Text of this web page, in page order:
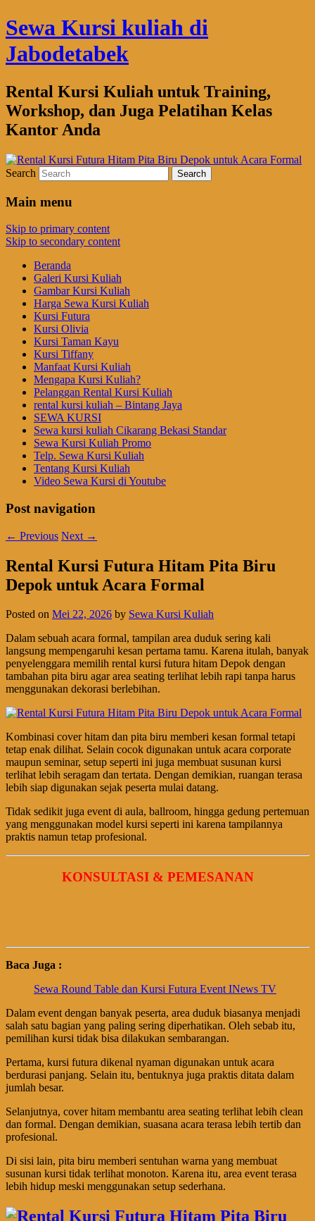
Sewa Kursi kuliah di
Jabodetabek
Rental Kursi Kuliah untuk Training,
Workshop, dan Juga Pelatihan Kelas
Kantor Anda
Search
Main menu
Skip to primary content
Skip to secondary content
Beranda
Galeri Kursi Kuliah
Gambar Kursi Kuliah
Harga Sewa Kursi Kuliah
Kursi Futura
Kursi Olivia
Kursi Taman Kayu
Kursi Tiffany
Manfaat Kursi Kuliah
Mengapa Kursi Kuliah?
Pelanggan Rental Kursi Kuliah
rental kursi kuliah – Bintang Jaya
SEWA KURSI
Sewa kursi kuliah Cikarang Bekasi Standar
Sewa Kursi Kuliah Promo
Telp. Sewa Kursi Kuliah
Tentang Kursi Kuliah
Video Sewa Kursi di Youtube
Post navigation
← Previous Next →
Rental Kursi Futura Hitam Pita Biru
Depok untuk Acara Formal
Posted on Mei 22, 2026 by Sewa Kursi Kuliah
Dalam sebuah acara formal, tampilan area duduk sering kali
langsung mempengaruhi kesan pertama tamu. Karena itulah, banyak
penyelenggara memilih rental kursi futura hitam Depok dengan
tambahan pita biru agar area seating terlihat lebih rapi tanpa harus
menggunakan dekorasi berlebihan.
Kombinasi cover hitam dan pita biru memberi kesan formal tetapi
tetap enak dilihat. Selain cocok digunakan untuk acara corporate
maupun seminar, setup seperti ini juga membuat susunan kursi
terlihat lebih seragam dan tertata. Dengan demikian, ruangan terasa
lebih siap digunakan sejak peserta mulai datang.
Tidak sedikit juga event di aula, ballroom, hingga gedung pertemuan
yang menggunakan model kursi seperti ini karena tampilannya
praktis namun tetap profesional.
KONSULTASI & PEMESANAN
Baca Juga :
Sewa Round Table dan Kursi Futura Event INews TV
Dalam event dengan banyak peserta, area duduk biasanya menjadi
salah satu bagian yang paling sering diperhatikan. Oleh sebab itu,
pemilihan kursi tidak bisa dilakukan sembarangan.
Pertama, kursi futura dikenal nyaman digunakan untuk acara
berdurasi panjang. Selain itu, bentuknya juga praktis ditata dalam
jumlah besar.
Selanjutnya, cover hitam membantu area seating terlihat lebih clean
dan formal. Dengan demikian, suasana acara terasa lebih tertib dan
profesional.
Di sisi lain, pita biru memberi sentuhan warna yang membuat
susunan kursi tidak terlihat monoton. Karena itu, area event terasa
lebih hidup meski menggunakan setup sederhana.